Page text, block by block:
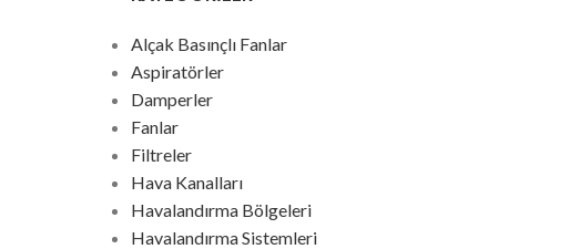
Alçak Basınçlı Fanlar
Aspiratörler
Damperler
Fanlar
Filtreler
Hava Kanalları
Havalandırma Bölgeleri
Havalandırma Sistemleri